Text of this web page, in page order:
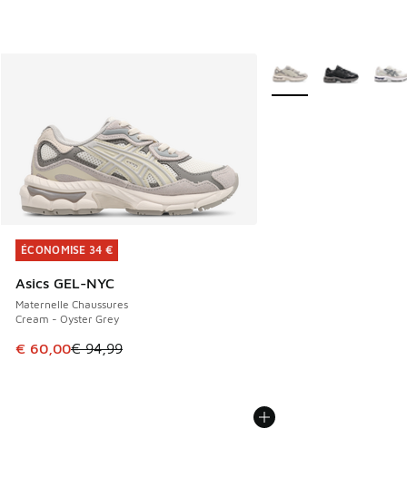
ÉCONOMISE 34 €
Asics GEL-NYC
Maternelle Chaussures
Cream - Oyster Grey
Cet article est en promotion. Prix en baisse de € 94,99 à
€ 60,00€ 94,99
ÉCONOMISE 34 €
Plus de couleurs